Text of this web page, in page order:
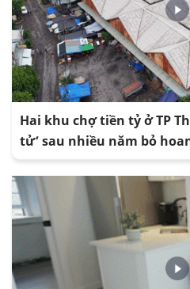
Hai khu chợ tiền tỷ ở TP
tử’ sau nhiều năm bỏ